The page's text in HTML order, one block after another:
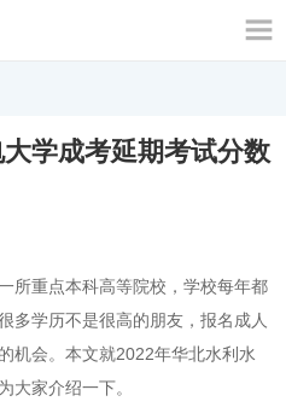
学成考延期考试分数
重点本科高等院校，学校每年都
多学历不是很高的朋友，报名成人
机会。本文就2022年华北水利水
大家介绍一下。